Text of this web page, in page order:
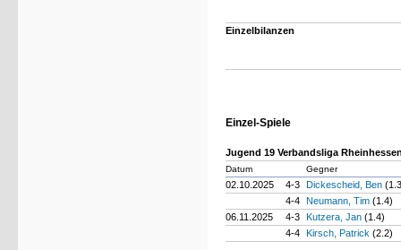
Einzelbilanzen
Einzel-Spiele
Jugend 19 Verbandsliga
Datum Gegner
02.10.2025 4-3 Dickescheid, Ben
4-4 Neumann, Tim (1.4)
06.11.2025
4-3 Kutzera, Jan (1.4)
4-4 Kirsch, Patrick (2.2)